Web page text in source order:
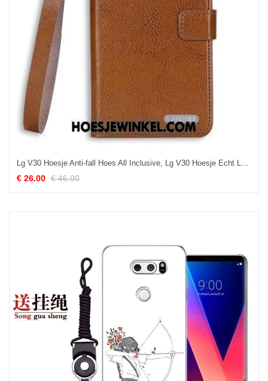
Lg V30 Hoesje Anti-fall Hoes All Inclusive, Lg V30 Hoesje Echt Leer Hanger Braun
€ 26.00 € 46.00